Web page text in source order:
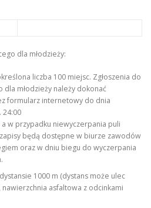
dla młodzieży:
liczba 100 miejsc. Zgłoszenia do
dla młodzieży należy dokonać
formularz internetowy do dnia
24:00
a w przypadku niewyczerpania puli
będą dostępne w biurze zawodów
oraz w dniu biegu do wyczerpania
1000 m (dystans może ulec
nawierzchnia asfaltowa z odcinkami